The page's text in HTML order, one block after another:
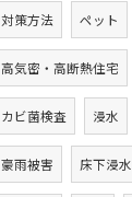
対策方法 ペット
高気密・高断熱住宅
カビ菌検査 浸水
豪雨被害 床下浸水